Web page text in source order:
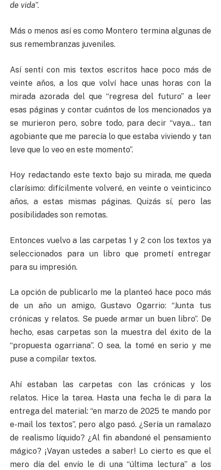
de vida”.
Más o menos así es como Montero termina algunas de
sus remembranzas juveniles.
Así sentí con mis textos escritos hace poco más de
veinte años, a los que volví hace unas horas con la
mirada azorada del que “regresa del futuro” a leer
esas páginas y contar cuántos de los mencionados ya
se murieron pero, sobre todo, para decir “vaya… tan
agobiante que me parecía lo que estaba viviendo y tan
leve que lo veo en este momento”.
Hoy redactando este texto bajo su mirada, me queda
clarísimo: difícilmente volveré, en veinte o veinticinco
años, a estas mismas páginas. Quizás sí, pero las
posibilidades son remotas.
Entonces vuelvo a las carpetas 1 y 2 con los textos ya
seleccionados para un libro que prometí entregar
para su impresión.
La opción de publicarlo me la planteó hace poco más
de un año un amigo, Gustavo Ogarrio: “Junta tus
crónicas y relatos. Se puede armar un buen libro”. De
hecho, esas carpetas son la muestra del éxito de la
“propuesta ogarriana”. O sea, la tomé en serio y me
puse a compilar textos.
Ahí estaban las carpetas con las crónicas y los
relatos. Hice la tarea. Hasta una fecha le di para la
entrega del material: “en marzo de 2025 te mando por
e-mail los textos”, pero algo pasó. ¿Sería un ramalazo
de realismo líquido? ¿Al fin abandoné el pensamiento
mágico? ¡Vayan ustedes a saber! Lo cierto es que el
mero día del envío le di una “última lectura” a los